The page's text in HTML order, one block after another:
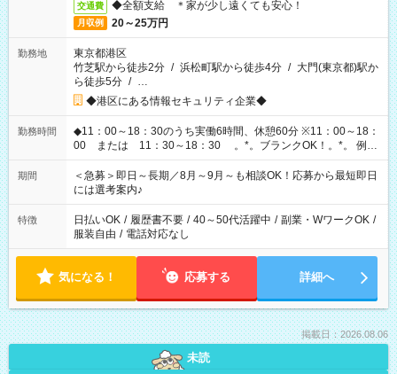
交通費 ◆全額支給 ＊家が少し遠くても安心！
月収例 20～25万円
勤務地
東京都港区
竹芝駅から徒歩2分 / 浜松町駅から徒歩4分 / 大門(東京都)駅か
ら徒歩5分 / …
◆港区にある情報セキュリティ企業◆
勤務時間
◆11：00～18：30のうち実働6時間、休憩60分 ※11：00～18：
00 または 11：30～18：30 。*。ブランクOK！。*。 例え
ば前職が、 在宅/財団法人/事務/コールセンター/受付/販売/カフェ
スタッフ スイーツ販売/ホテルフロント/化粧品販売/など 様々な
業界から入社して活躍されています♪
期間
＜急募＞即日～長期／8月～9月～も相談OK！応募から最短即日
には選考案内♪
特徴 日払いOK / 履歴書不要 / 40～50代活躍中 / 副業・WワークOK /
服装自由 / 電話対応なし
気になる！ 応募する 詳細へ
掲載日：2026.08.06
未読